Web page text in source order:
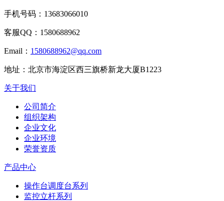
手机号码： 13683066010
客服QQ： 1580688962
Email： 1580688962@qq.com
地址： 北京市海淀区西三旗桥新龙大厦B1223
关于我们
公司简介
组织架构
企业文化
企业环境
荣誉资质
产品中心
操作台调度台系列
监控立杆系列